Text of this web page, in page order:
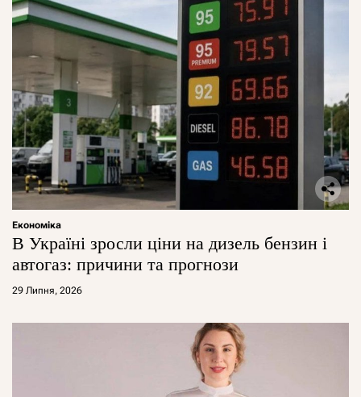
Економіка
В Україні зросли ціни на дизель бензин і
автогаз: причини та прогнози
29 Липня, 2026